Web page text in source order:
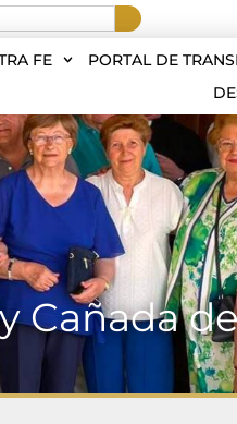
FE PORTAL DE
Cañada